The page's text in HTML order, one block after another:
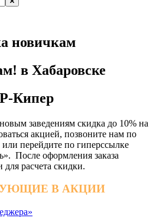
новичкам
в Хабаровске
Кипер
заведениям скидка до 10% на
акцией, позвоните нам по
или перейдите по гиперссылке
После оформления заказа
расчета скидки.
В АКЦИИ